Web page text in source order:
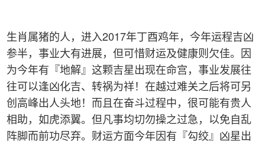
生肖属猪的人，进入2017年丁酉鸡年，今年运程吉凶
参半，事业大有进展，但可惜财运及健康则欠佳。因
为今年有『地解』这颗吉星出现在命宫，事业发展往
往可以逢凶化吉、转祸为祥！在越过难关之后将可另
创高峰出人头地！而且在奋斗过程中，很可能有贵人
相助，如虎添翼。但凡事均切勿操之过急，以免自乱
阵脚而前功尽弃。财运方面今年因有『勾绞』凶星出